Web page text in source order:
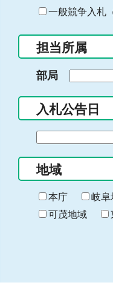
一般競争入札
担当所属
部局
入札公告日
の
始
ま
り
地域
本庁 岐阜
可茂地域